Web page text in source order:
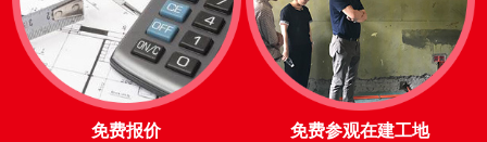
免费报价 免费参观在建工地